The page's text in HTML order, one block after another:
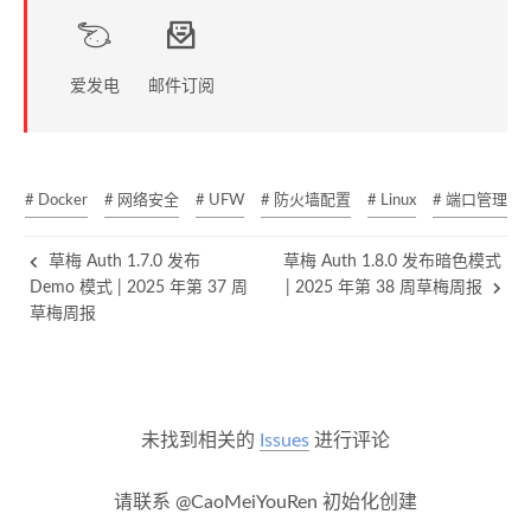
爱发电 邮件订阅
# Docker # 网络安全 # UFW # 防火墙配置 # Linux # 端口管理
草梅 Auth 1.7.0 发布
Demo 模式 | 2025 年第 37 周
草梅周报
草梅 Auth 1.8.0 发布暗色模式
| 2025 年第 38 周草梅周报
未找到相关的 Issues 进行评论
请联系 @CaoMeiYouRen 初始化创建